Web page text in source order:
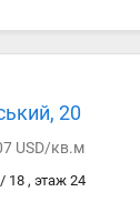
20
USD/кв.м
18 , этаж 24